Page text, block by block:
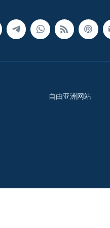
自由亚洲网站